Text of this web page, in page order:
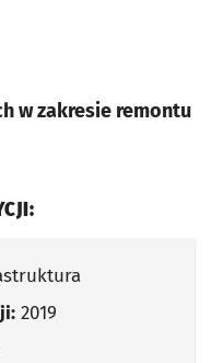
w zakresie remontu
2019